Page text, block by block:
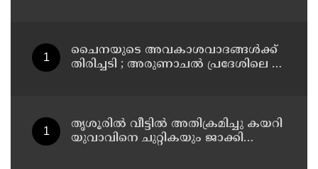
ചൈനയുടെ അവകാശവാദങ്ങൾക്ക്
തിരിച്ചടി ; അരുണാചൽ പ്രദേശിലെ 27
തൃശൂരിൽ വീട്ടിൽ അതിക്രമിച്ചു കയറി
യുവാവിനെ ചുറ്റികയും ജാക്കി